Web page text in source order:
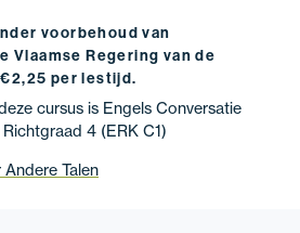
voorbehoud van
Vlaamse Regering van de
per lestijd.
cursus is Engels Conversatie
4 (ERK C1)
Talen